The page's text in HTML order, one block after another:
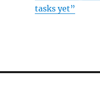
tasks yet”